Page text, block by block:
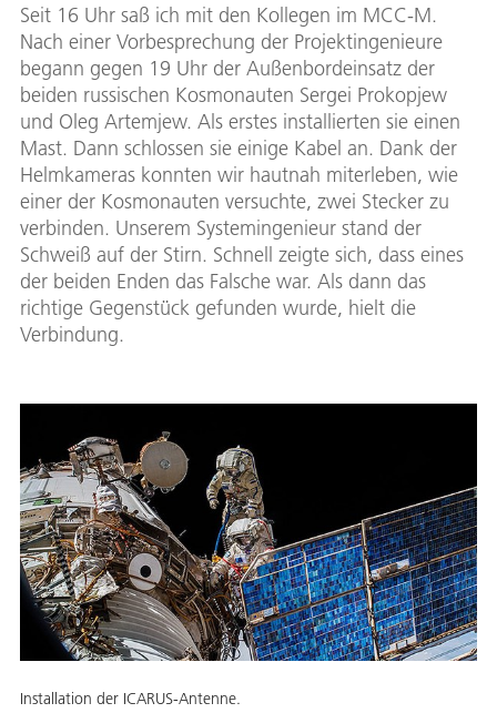
Seit 16 Uhr saß ich mit den Kollegen im MCC-M.
Nach einer Vorbesprechung der Projektingenieure
begann gegen 19 Uhr der Außenbordeinsatz der
beiden russischen Kosmonauten Sergei Prokopjew
und Oleg Artemjew. Als erstes installierten sie einen
Mast. Dann schlossen sie einige Kabel an. Dank der
Helmkameras konnten wir hautnah miterleben, wie
einer der Kosmonauten versuchte, zwei Stecker zu
verbinden. Unserem Systemingenieur stand der
Schweiß auf der Stirn. Schnell zeigte sich, dass eines
der beiden Enden das Falsche war. Als dann das
richtige Gegenstück gefunden wurde, hielt die
Verbindung.
Installation der ICARUS-Antenne.